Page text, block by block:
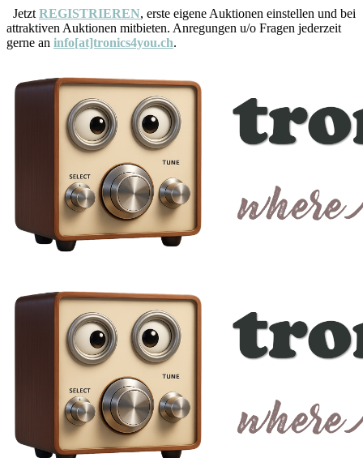
Jetzt REGISTRIEREN, erste eigene Auktionen einstellen und bei
attraktiven Auktionen mitbieten. Anregungen u/o Fragen jederzeit
gerne an info[at]tronics4you.ch.